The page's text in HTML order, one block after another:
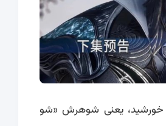
و خورشید، یعنی شوهرش «شو